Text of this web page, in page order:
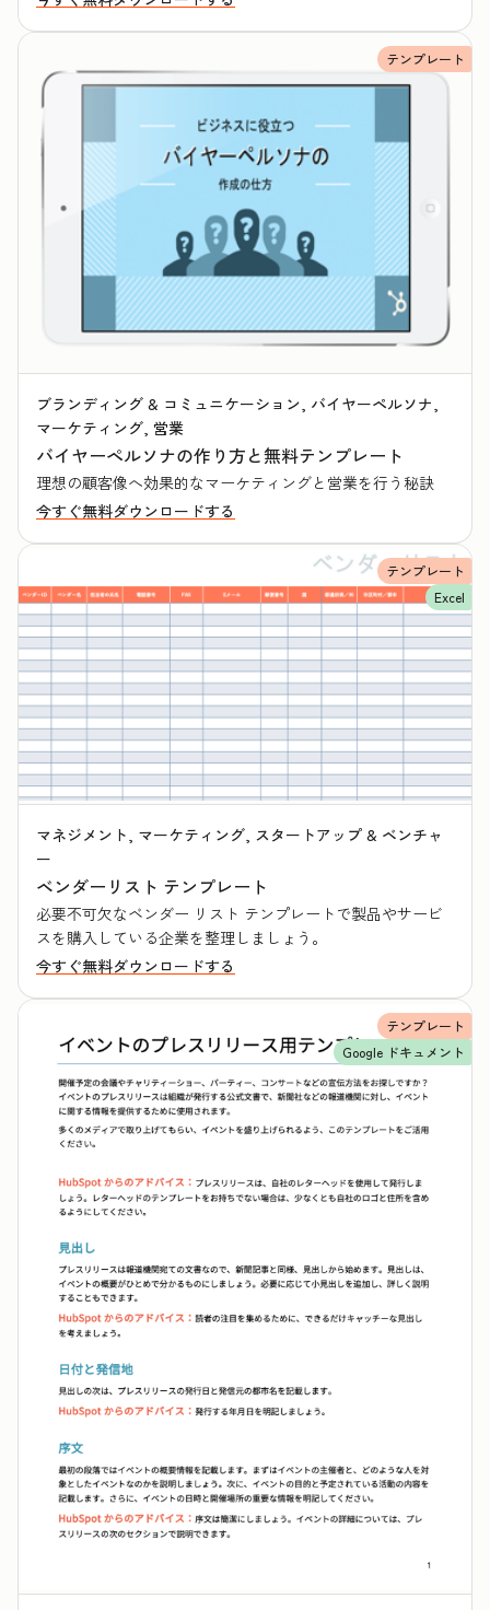
テンプレート
ブランディング & コミュニケーション, バイヤーペルソナ,
マーケティング, 営業
バイヤーペルソナの作り方と無料テンプレート
理想の顧客像へ効果的なマーケティングと営業を行う秘訣
今すぐ無料ダウンロードする
テンプレート
Excel
マネジメント, マーケティング, スタートアップ & ベンチャ
ー
ベンダーリスト テンプレート
必要不可欠なベンダー リスト テンプレートで製品やサービ
スを購入している企業を整理しましょう。
今すぐ無料ダウンロードする
テンプレート
Google ドキュメント